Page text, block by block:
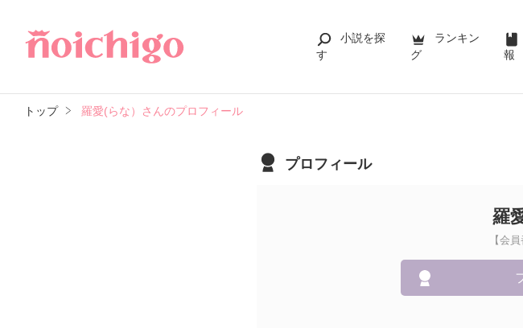
小説を探
す
ランキン
グ
報
トップ 羅愛(らな）さんのプロフィール
プロフィール
羅
【会